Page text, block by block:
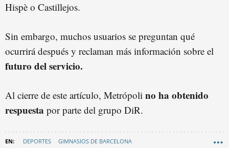
Hispè o Castillejos.
Sin embargo, muchos usuarios se preguntan qué
ocurrirá después y reclaman más información sobre el
futuro del servicio.
Al cierre de este artículo, Metrópoli no ha obtenido
respuesta por parte del grupo DiR.
DEPORTES GIMNASIOS DE BARCELONA